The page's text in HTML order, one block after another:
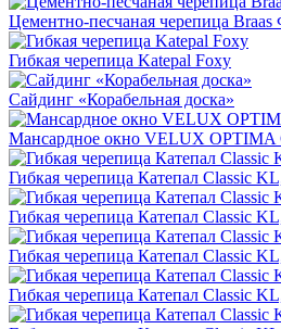
Цементно-песчаная черепица Braas
Гибкая черепица Katepal Foxy
Сайдинг «Корабельная доска»
Мансардное окно VELUX OPTIMA
Гибкая черепица Катепал Classic
Гибкая черепица Катепал Classic
Гибкая черепица Катепал Classic
Гибкая черепица Катепал Classic